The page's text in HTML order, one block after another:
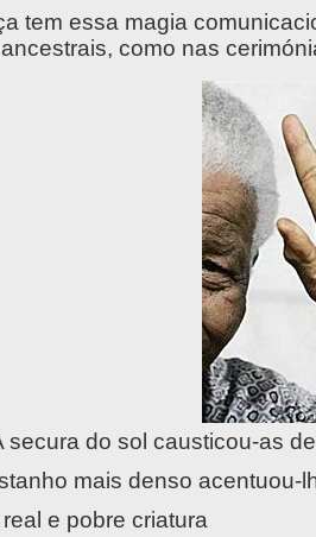
tem essa magia
como nas
secura do sol causticou-as
mais denso acentuou-
e pobre criatura